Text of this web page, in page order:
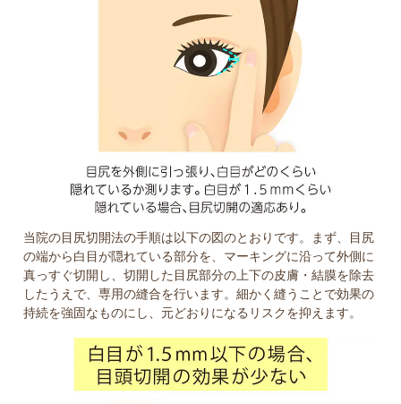
当院の目尻切開法の手順は以下の図のとおりです。まず、目尻
の端から白目が隠れている部分を、マーキングに沿って外側に
真っすぐ切開し、切開した目尻部分の上下の皮膚・結膜を除去
したうえで、専用の縫合を行います。細かく縫うことで効果の
持続を強固なものにし、元どおりになるリスクを抑えます。